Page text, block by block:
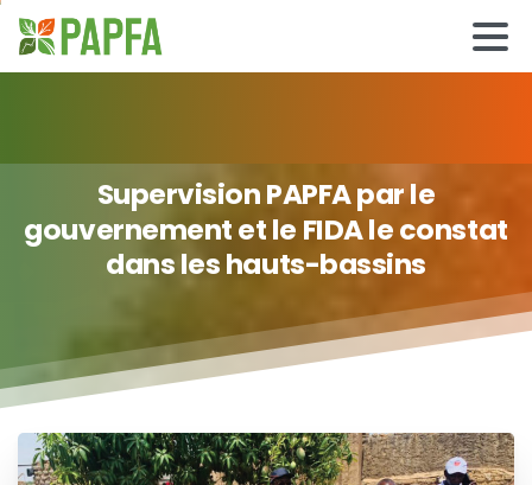
SupervisionPAPFAparle
gouvernementetle FIDAleconstat
dansleshauts-bassins